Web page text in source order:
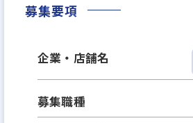
募集要項
企業・店舗名
募集職種